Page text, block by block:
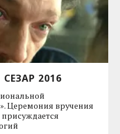
2016
Церемония вручения
присуждается